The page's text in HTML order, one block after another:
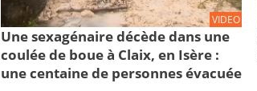
VIDEO
Une sexagénaire décède dans une
coulée de boue à Claix, en Isère :
une centaine de personnes évacuée